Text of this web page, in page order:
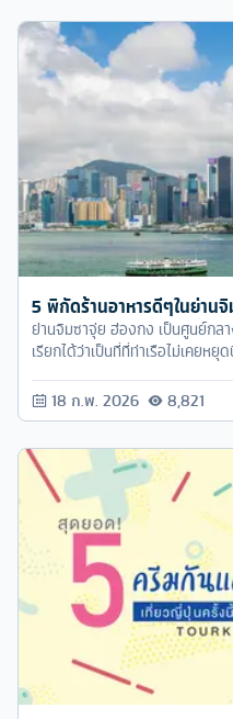
5 พิกัดร้านอาหารดีๆในย่าน
ย่านจิมซาจุ่ย ฮ่องกง เป็นศูนย์กล
เรียกได้ว่าเป็นที่ที่ท่าเรือไม่เคยห
แล้วยังมีร้านอาหารเด็ดๆ รอให้เร
ไหนบ้างนั้น เราลิสต์รายชื่อ 5 ร้า
18 ก.พ. 2026 8,821